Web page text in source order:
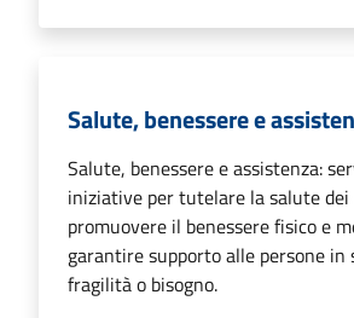
Salute, benessere e
Salute, benessere e assistenza:
iniziative per tutelare la salute
promuovere il benessere fisico e
garantire supporto alle persone in
fragilità o bisogno.